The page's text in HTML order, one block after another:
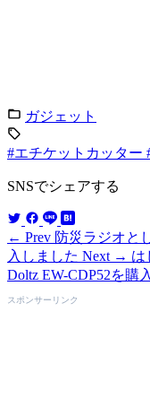
ガジェット
#エチケットカッター
SNSでシェアする
← Prev 防災ラジオと
入しました Next → は
Doltz EW-CDP52を購入
スポンサーリンク